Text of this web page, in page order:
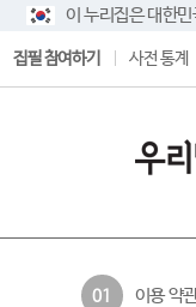
이 누리집은 대한
집필 참여하기 사전 통계
01 이용 약